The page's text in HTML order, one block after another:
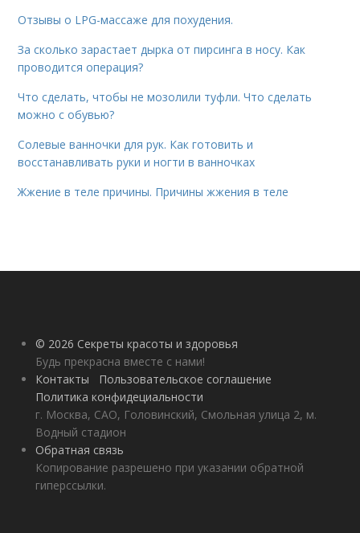
Отзывы о LPG-массаже для похудения.
За сколько зарастает дырка от пирсинга в носу. Как
проводится операция?
Что сделать, чтобы не мозолили туфли. Что сделать
можно с обувью?
Солевые ванночки для рук. Как готовить и
восстанавливать руки и ногти в ванночках
Жжение в теле причины. Причины жжения в теле
© 2026 Секреты красоты и здоровья
Будь прекрасна вместе с нами!
Контакты
Пользовательское соглашение
Политика конфидециальности
г. Москва, САО, Головинский, Смольная улица 2, м.
Водный стадион
Обратная связь
Копирование разрешено при указании обратной
гиперссылки.